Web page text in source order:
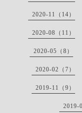
2020-11（14）
2020-08（11）
2020-05（8）
2020-02（7）
2019-11（9）
2019-